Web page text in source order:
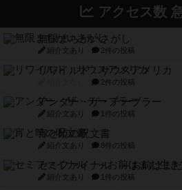
アクセス数
無限まちがいさがし
紹介文あり 2件の投稿
リワイルド：サウスアメリカ
2件の投稿
アンダー・ザ・テーブラー
紹介文あり 1件の投稿
宵と暁の呪文書
紹介文あり 8件の投稿
セミファイナル ～お前はまだ
紹介文あり 1件の投稿